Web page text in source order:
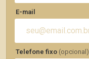
E-mail
Telefone fixo (opcional)